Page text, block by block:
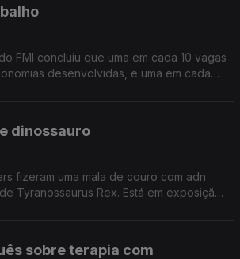
10 vagas
desenvolvidas, e uma em cada
dinossauro
fizeram uma mala de couro com adn
Tyranossaurus Rex. Está em exposição
sobre terapia com